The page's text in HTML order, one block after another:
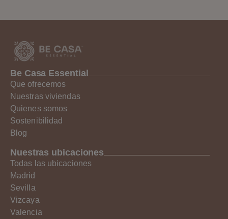
Be Casa Essential
Que ofrecemos
Nuestras viviendas
Quienes somos
Sostenibilidad
Blog
Nuestras ubicaciones
Todas las ubicaciones
Madrid
Sevilla
Vizcaya
Valencia